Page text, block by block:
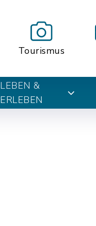
Tourismus
LEBEN &
ERLEBEN